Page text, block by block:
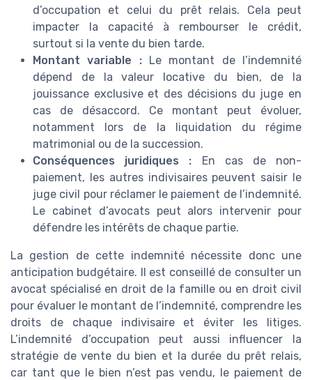
d’occupation et celui du prêt relais. Cela peut
impacter la capacité à rembourser le crédit,
surtout si la vente du bien tarde.
Montant variable :Le montant de l’indemnité
dépend de la valeur locative du bien, de la
jouissance exclusive et des décisions du juge en
cas de désaccord. Ce montant peut évoluer,
notamment lors de la liquidation du régime
matrimonial ou de la succession.
Conséquences juridiques : En cas de non-
paiement, les autres indivisaires peuvent saisir le
juge civil pour réclamer le paiement de l’indemnité.
Le cabinet d’avocats peut alors intervenir pour
défendre les intérêts de chaque partie.
La gestion de cette indemnité nécessite donc une
anticipation budgétaire. Il est conseillé de consulter un
avocat spécialisé en droit de la famille ou en droit civil
pour évaluer le montant de l’indemnité, comprendre les
droits de chaque indivisaire et éviter les litiges.
L’indemnité d’occupation peut aussi influencer la
stratégie de vente du bien et la durée du prêt relais,
car tant que le bien n’est pas vendu, le paiement de